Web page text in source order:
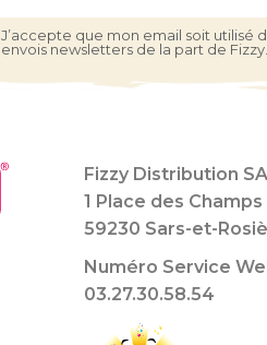
J’accepte que mon email soit utilisé
envois newsletters de la part de Fizzy.
Fizzy Distribution
1 Place des
59230 Sars-et-
Numéro Service
03.27.30.58.54